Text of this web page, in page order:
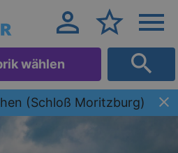
wählen
(Schloß Moritzburg)